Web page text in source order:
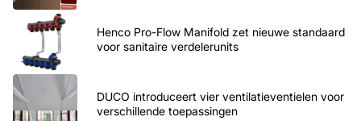
Henco Pro-Flow Manifold zet nieuwe standaard
voor sanitaire verdelerunits
DUCO introduceert vier ventilatieventielen voor
verschillende toepassingen